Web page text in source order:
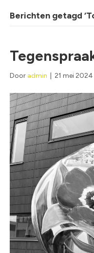
Berichten getagd
Door admin 21 mei 2024